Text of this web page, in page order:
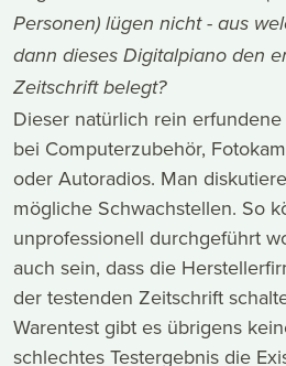
Personen) lügen nicht - aus
dann dieses Digitalpiano den
Zeitschrift belegt?
Dieser natürlich rein
bei Computerzubehör,
oder Autoradios. Man
mögliche Schwachstellen. So
unprofessionell durchgeführt
auch sein, dass die
der testenden Zeitschrift
Warentest gibt es übrigens
schlechtes Testergebnis die